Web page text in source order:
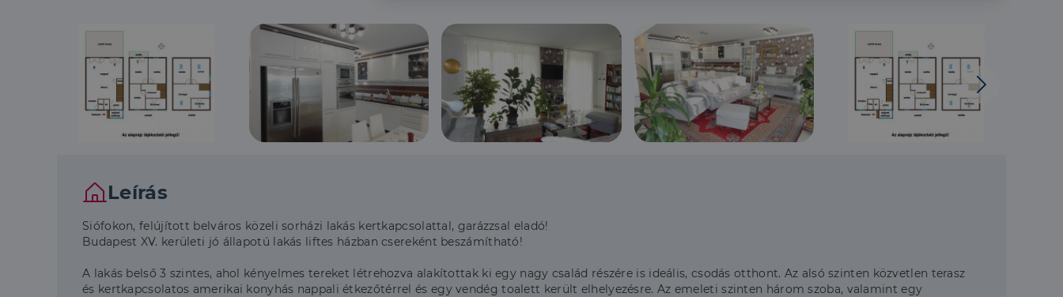
Leírás
Siófokon, felújított belváros közeli sorházi lakás kertkapcsolattal, garázzsal eladó!
Budapest XV. kerületi jó állapotú lakás liftes házban csereként beszámítható!
A lakás belső 3 szintes, ahol kényelmes tereket létrehozva alakítottak ki egy nagy család részére is ideális, csodás otthont. Az alsó szinten közvetlen terasz
és kertkapcsolatos amerikai konyhás nappali étkezőtérrel és egy vendég toalett került elhelyezésre. Az emeleti szinten három szoba, valamint egy